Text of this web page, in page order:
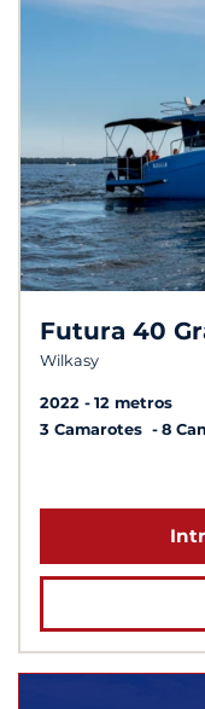
Futura 40
Wilkasy
2022
12 metros
3 Camarotes
8